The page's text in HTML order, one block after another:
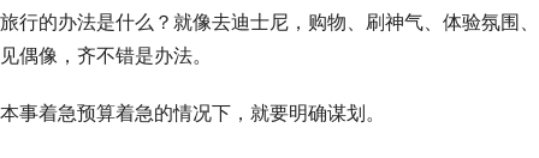
旅行的办法是什么？就像去迪士尼，购物、刷神气、体验氛围、
见偶像，齐不错是办法。
本事着急预算着急的情况下，就要明确谋划。